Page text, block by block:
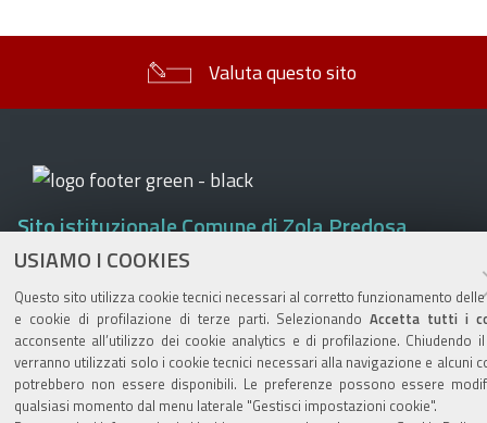
USIAMO I COOKIES
Questo sito utilizza cookie tecnici necessari al corretto funzionamento
e cookie di profilazione di terze parti. SelezionandoAccetta tutti i
acconsente all’utilizzo dei cookie analytics e di profilazione. Chiudendo
verranno utilizzati solo i cookie tecnici necessari alla navigazione e alcuni
potrebbero non essere disponibili. Le preferenze possono essere
qualsiasi momento dal menu laterale "Gestisci impostazioni cookie".
Valuta questo sito
Sito istituzionale Comune di Zola Predosa
Privacy policy|DPO|Accessibilità